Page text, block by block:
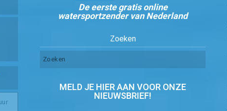
De eerste gratis online
watersportzender van Nederland
Zoeken
MELD JE HIER AAN VOOR ONZE
NIEUWSBRIEF!